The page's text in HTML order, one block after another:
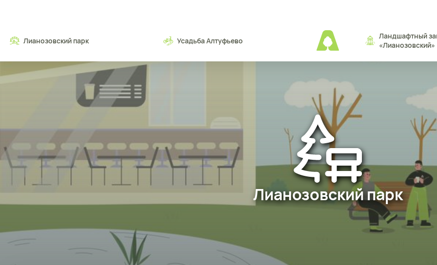
Лианозовский парк Усадьба Алтуфьево
Ландшафтный
«Лианозовcкий»
Лианозовский парк